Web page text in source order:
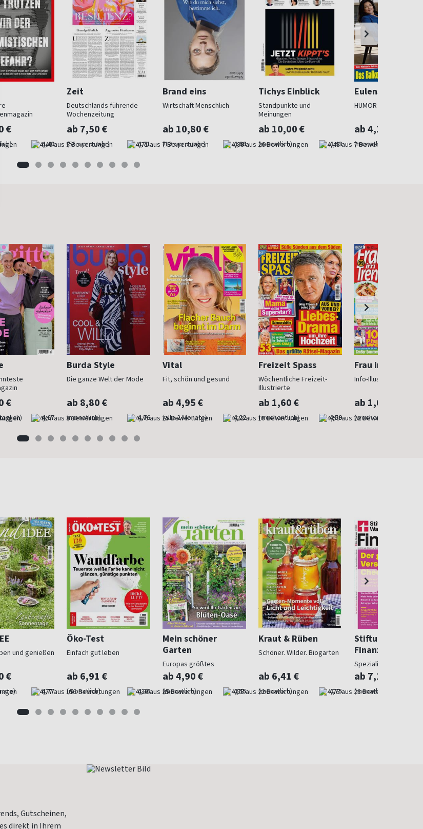
€
4,40
Zeit
Deutschlands führende
Wochenzeitung
ab 7,50 €
(55 x pro Jahr) 4,71
Brand eins
Wirtschaft Menschlich
ab 10,80 €
(10 x pro Jahr) 4,88
Tichys Einblick
Standpunkte und
Meinungen
ab 10,00 €
(monatlich) 4,43
Eulenspiegel
HUMOR - SATIRE -
ab 4,17 €
(monatlich)
€
4,67
Burda Style
Die ganze Welt der Mode
ab 8,80 €
(monatlich) 4,76
Vital
Fit, schön und gesund
ab 4,95 €
(alle 2 Monate) 4,22
Freizeit Spass
Wöchentliche Freizeit-
Illustrierte
ab 1,60 €
(wöchentlich) 4,59
Frau im Trend
Info-Illustrierte für
ab 1,60 €
(wöchentlich)
und genießen
€
4,77
Öko-Test
Einfach gut leben
ab 6,91 €
(monatlich) 4,36
Mein schöner
Garten
Europas größtes
Gartenmagazin
ab 4,90 €
(monatlich) 4,55
Kraut & Rüben
Schöner. Wilder. Biogarten
ab 6,41 €
(monatlich) 4,75
Stiftung
Finanzen
Spezialist in
ab 7,10 €
(monatlich)
Gutscheinen,
direkt in Ihrem